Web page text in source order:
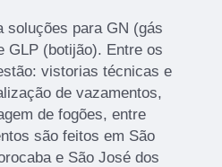
soluções para GN (gás
GLP (botijão). Entre os
vistorias técnicas e
de vazamentos,
de fogões, entre
são feitos em São
e São José dos